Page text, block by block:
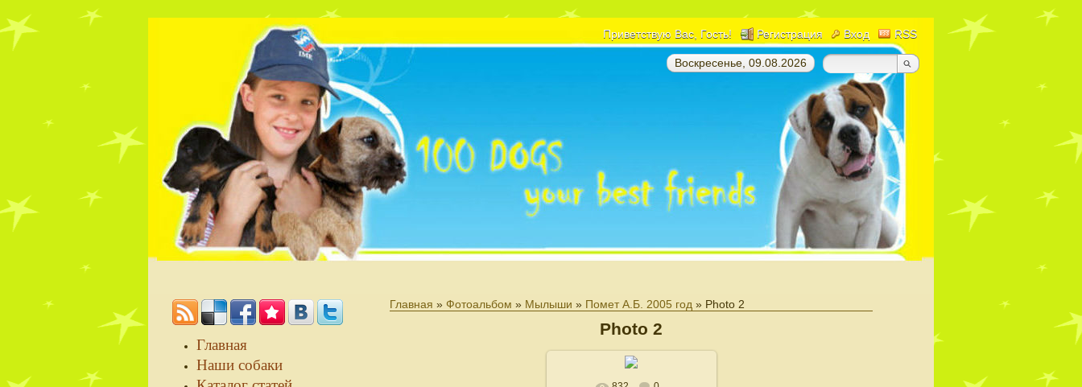
Приветствую Вас , Гость! Регистрация Вход RSS
Воскресенье, 09.08.2026
Главная » Фотоальбом » Мылыши » Помет А.Б. 2005 год » Photo 2
Photo 2
Главная
Наши собаки